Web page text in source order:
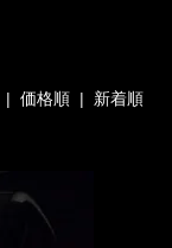
| 価格順| 新着順